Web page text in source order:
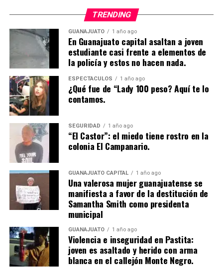
TRENDING
GUANAJUATO 1 año ago
En Guanajuato capital asaltan a joven
estudiante casi frente a elementos de
la policía y estos no hacen nada.
ESPECTÁCULOS 1 año ago
¿Qué fue de “Lady 100 peso? Aquí te lo
contamos.
SEGURIDAD 1 año ago
“El Castor”: el miedo tiene rostro en la
colonia El Campanario.
GUANAJUATO CAPITAL 1 año ago
Una valerosa mujer guanajuatense se
manifiesta a favor de la destitución de
Samantha Smith como presidenta
municipal
GUANAJUATO 1 año ago
Violencia e inseguridad en Pastita:
joven es asaltado y herido con arma
blanca en el callejón Monte Negro.